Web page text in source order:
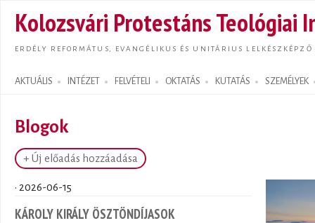
Kolozsvári Protestáns Teológiai
ERDÉLY REFORMÁTUS, EVANGÉLIKUS ÉS UNITÁRIUS LELKÉSZKÉPZŐ
AKTUÁLIS INTÉZET FELVÉTELI OKTATÁS KUTATÁS SZEMÉLYEK
Search form
Blogok
+ Új előadás hozzáadása
· 2026-06-15
KÁROLY KIRÁLY ÖSZTÖNDÍJASOK